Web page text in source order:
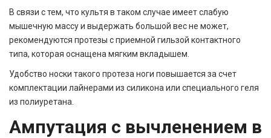
В связи с тем, что культя в таком случае имеет слабую
мышечную массу и выдержать большой вес не может,
рекомендуются протезы с приемной гильзой контактного
типа, которая оснащена мягким вкладышем.
Удобство носки такого протеза ноги повышается за счет
комплектации лайнерами из силикона или специального геля
из полиуретана.
Ампутация с вычленением в